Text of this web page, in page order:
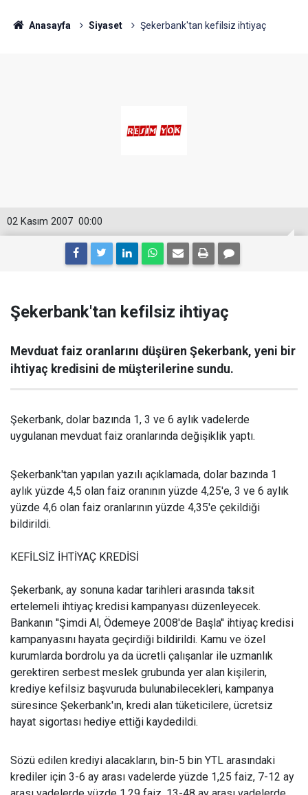
Anasayfa Siyaset Şekerbank'tan kefilsiz ihtiyaç
00:00
02 Kasım 2007
Şekerbank'tan kefilsiz ihtiyaç
Mevduat faiz oranlarını düşüren Şekerbank, yeni bir
ihtiyaç kredisini de müşterilerine sundu.
Şekerbank, dolar bazında 1, 3 ve 6 aylık vadelerde
uygulanan mevduat faiz oranlarında değişiklik yaptı.
Şekerbank'tan yapılan yazılı açıklamada, dolar bazında 1
aylık yüzde 4,5 olan faiz oranının yüzde 4,25'e, 3 ve 6 aylık
yüzde 4,6 olan faiz oranlarının yüzde 4,35'e çekildiği
bildirildi.
KEFİLSİZ İHTİYAÇ KREDİSİ
Şekerbank, ay sonuna kadar tarihleri arasında taksit
ertelemeli ihtiyaç kredisi kampanyası düzenleyecek.
Bankanın ''Şimdi Al, Ödemeye 2008'de Başla'' ihtiyaç kredisi
kampanyasını hayata geçirdiği bildirildi. Kamu ve özel
kurumlarda bordrolu ya da ücretli çalışanlar ile uzmanlık
gerektiren serbest meslek grubunda yer alan kişilerin,
krediye kefilsiz başvuruda bulunabilecekleri, kampanya
süresince Şekerbank'ın, kredi alan tüketicilere, ücretsiz
hayat sigortası hediye ettiği kaydedildi.
Sözü edilen krediyi alacakların, bin-5 bin YTL arasındaki
krediler için 3-6 ay arası vadelerde yüzde 1,25 faiz, 7-12 ay